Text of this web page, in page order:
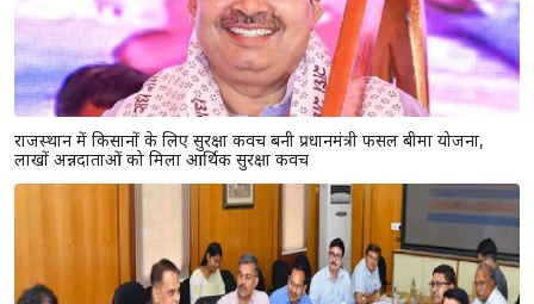
राजस्थान में किसानों के लिए सुरक्षा कवच बनी प्रधानमंत्री फसल बीमा योजना,
लाखों अन्नदाताओं को मिला आर्थिक सुरक्षा कवच